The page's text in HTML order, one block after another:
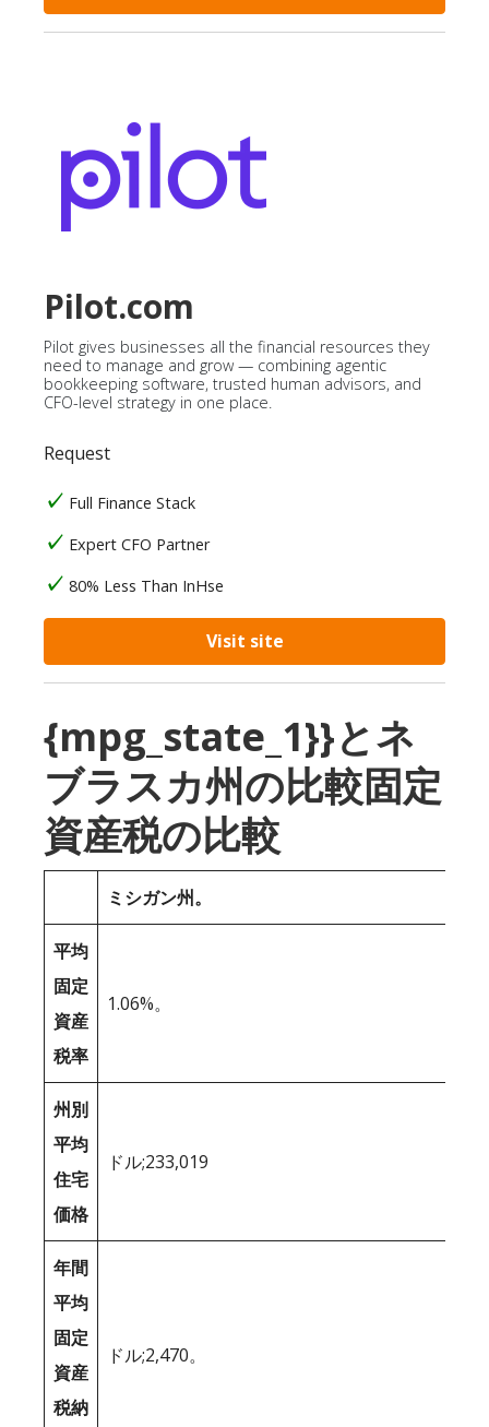
Pilot.com
Pilot gives businesses all the financial resources they
need to manage and grow — combining agentic
bookkeeping software, trusted human advisors, and
CFO-level strategy in one place.
Request
Full Finance Stack
Expert CFO Partner
80% Less Than InHse
Visit site
{mpg_state_1}}とネ
ブラスカ州の比較固定
資産税の比較
ミシガン州。
平均
固定
資産
税率
1.06%。
州別
平均
住宅
価格
ドル;233,019
年間
平均
固定
資産
税納
ドル;2,470。